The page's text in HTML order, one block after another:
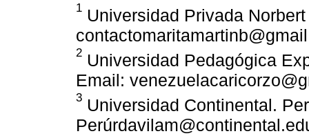
1 Universidad Privada
2 Universidad Pedagógica
Email:
3 Universidad Continental.